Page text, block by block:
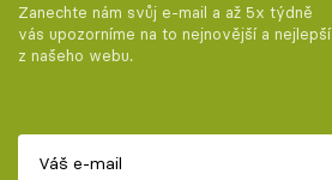
Zanechte nám svůj e-mail a až 5x týdně
vás upozorníme na to nejnovější a nejlepší
z našeho webu.